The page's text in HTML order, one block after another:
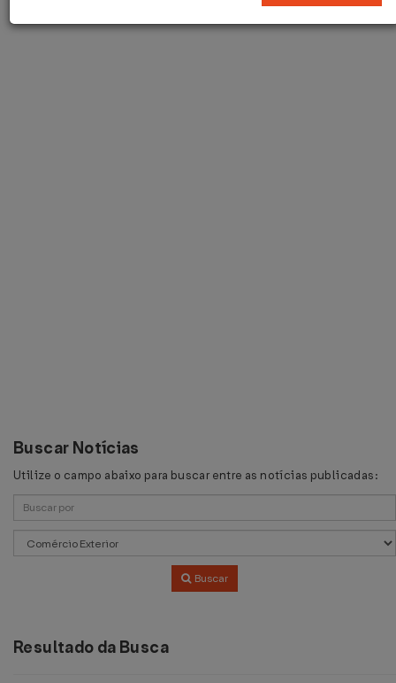
Buscar Notícias
Utilize o campo abaixo para buscar entre as notícias publicadas:
Buscar
Resultado da Busca